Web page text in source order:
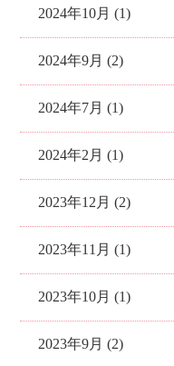
2024年10月 (1)
2024年9月 (2)
2024年7月 (1)
2024年2月 (1)
2023年12月 (2)
2023年11月 (1)
2023年10月 (1)
2023年9月 (2)